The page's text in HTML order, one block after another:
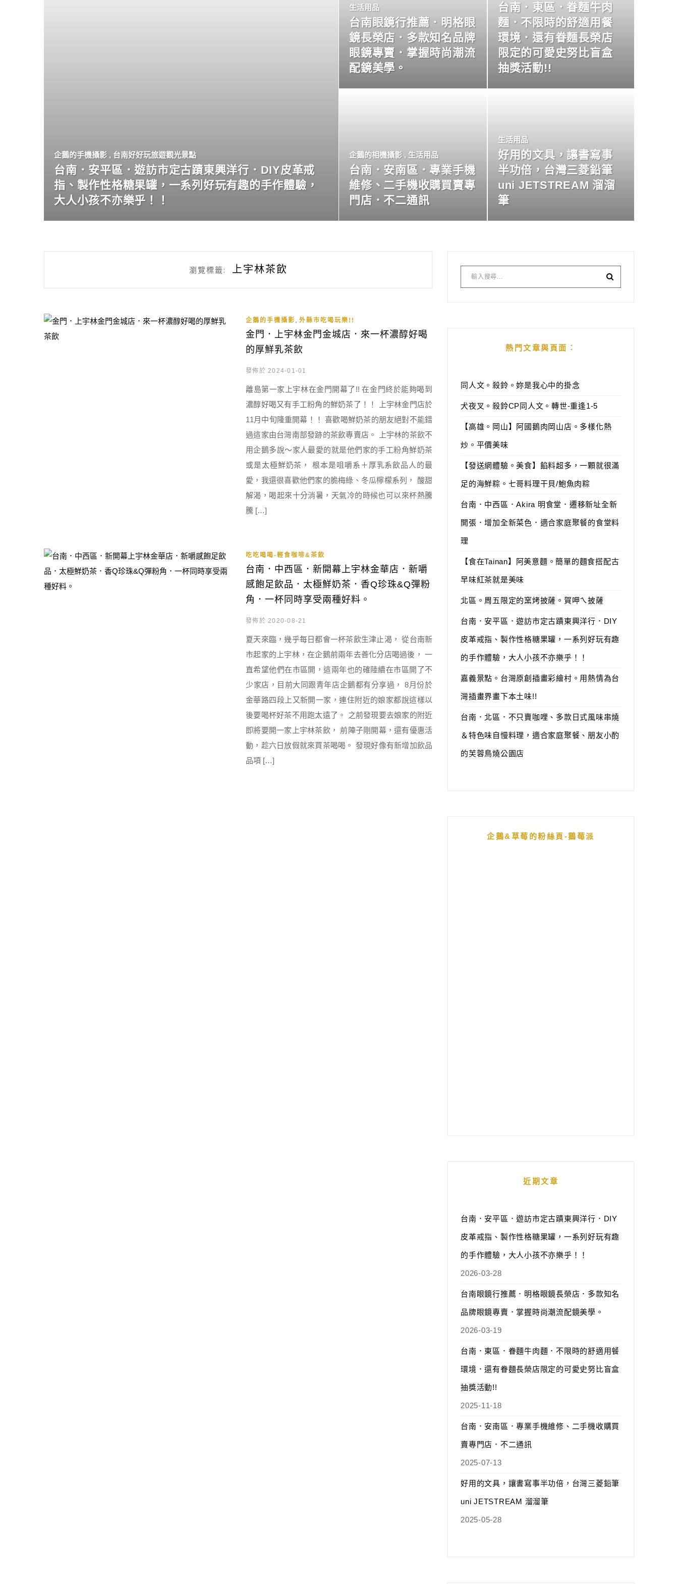
企鵝的手機攝影 , 台南好好玩旅遊觀光景點
台南．安平區．遊訪市定古蹟東興洋行．DIY皮革戒
指、製作性格糖果罐，一系列好玩有趣的手作體驗，
大人小孩不亦樂乎！！
生活用品
台南眼鏡行推薦．明格眼
鏡長榮店．多款知名品牌
眼鏡專賣．掌握時尚潮流
配鏡美學。
台南．東區．眷麵牛肉
麵．不限時的舒適用餐
環境．還有眷麵長榮店
限定的可愛史努比盲盒
抽獎活動!!
企鵝的相機攝影 , 生活用品
台南．安南區．專業手機
維修、二手機收購買賣專
門店．不二通訊
生活用品
好用的文具，讓書寫事
半功倍，台灣三菱鉛筆
uni JETSTREAM 溜溜
筆
瀏覽標籤: 上宇林茶飲
企鵝的手機攝影 外縣市吃喝玩樂!!
金門．上宇林金門金城店．來一杯濃醇好喝
的厚鮮乳茶飲
發佈於 2024-01-01
離島第一家上宇林在金門開幕了!! 在金門終於能夠喝到
濃醇好喝又有手工粉角的鮮奶茶了！！ 上宇林金門店於
11月中旬隆重開幕！！ 喜歡喝鮮奶茶的朋友絕對不能錯
過這家由台灣南部發跡的茶飲專賣店。 上宇林的茶飲不
用企鵝多說～家人最愛的就是他們家的手工粉角鮮奶茶
或是太極鮮奶茶， 根本是咀嚼系＋厚乳系飲品人的最
愛，我還很喜歡他們家的脆梅綠、冬瓜檸檬系列， 酸甜
解渴，喝起來十分消暑，天氣冷的時候也可以來杯熱騰
騰 […]
吃吃喝喝-輕食咖啡&茶飲
台南．中西區．新開幕上宇林金華店．新嚼
感飽足飲品．太極鮮奶茶．香Q珍珠&Q彈粉
角．一杯同時享受兩種好料。
發佈於 2020-08-21
夏天來臨，幾乎每日都會一杯茶飲生津止渴， 從台南新
市起家的上宇林，在企鵝前兩年去善化分店喝過後， 一
直希望他們在市區開，這兩年也的確陸續在市區開了不
少家店，目前大同跟青年店企鵝都有分享過， 8月份於
金華路四段上又新開一家，連住附近的娘家都說這樣以
後要喝杯好茶不用跑太遠了。 之前發現要去娘家的附近
即將要開一家上宇林茶飲， 前陣子剛開幕，還有優惠活
動，趁六日放假就來買茶喝喝。 發現好像有新增加飲品
品項 […]
熱門文章與頁面︰
同人文。殺鈴。妳是我心中的掛念
犬夜叉。殺鈴CP同人文。轉世-重逢1-5
【高雄。岡山】阿國鵝肉岡山店。多樣化熱
炒。平價美味
【發送網體驗。美食】餡料超多，一顆就很滿
足的海鮮粽。七哥料理干貝/鮑魚肉粽
台南．中西區．Akira 明食堂．遷移新址全新
開張．增加全新菜色．適合家庭聚餐的食堂料
理
【食在Tainan】阿美意麵。簡單的麵食搭配古
早味紅茶就是美味
北區。周五限定的窯烤披薩。賀呷ㄟ披薩
台南．安平區．遊訪市定古蹟東興洋行．DIY
皮革戒指、製作性格糖果罐，一系列好玩有趣
的手作體驗，大人小孩不亦樂乎！！
嘉義景點。台灣原創插畫彩繪村。用熱情為台
灣插畫界畫下本土味!!
台南．北區．不只賣咖哩、多款日式風味串燒
＆特色味自慢料理，適合家庭聚餐、朋友小酌
的芙蓉鳥燒公園店
企鵝&草莓的粉絲頁-鵝莓派
近期文章
台南．安平區．遊訪市定古蹟東興洋行．DIY
皮革戒指、製作性格糖果罐，一系列好玩有趣
的手作體驗，大人小孩不亦樂乎！！
2026-03-28
台南眼鏡行推薦．明格眼鏡長榮店．多款知名
品牌眼鏡專賣．掌握時尚潮流配鏡美學。
2026-03-19
台南．東區．眷麵牛肉麵．不限時的舒適用餐
環境．還有眷麵長榮店限定的可愛史努比盲盒
抽獎活動!!
2025-11-18
台南．安南區．專業手機維修、二手機收購買
賣專門店．不二通訊
2025-07-13
好用的文具，讓書寫事半功倍，台灣三菱鉛筆
uni JETSTREAM 溜溜筆
2025-05-28